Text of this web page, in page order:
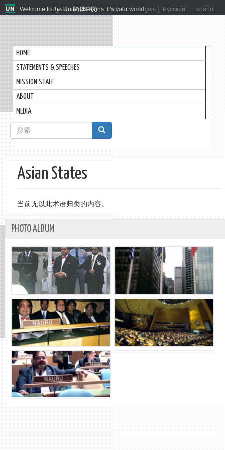
Welcome to the United Nations. It's your world.
العربية 简体中文 English Français Русский Español
HOME
STATEMENTS & SPEECHES
MISSION STAFF
ABOUT
MEDIA
搜
索
表
单
搜索
Asian States
当前无以此术语归类的内容。
PHOTO ALBUM